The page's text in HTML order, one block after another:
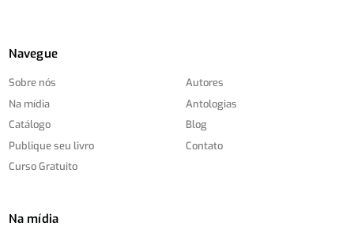
Navegue
Sobre nós
Na mídia
Catálogo
Publique seu livro
Curso Gratuito
Autores
Antologias
Blog
Contato
Na mídia